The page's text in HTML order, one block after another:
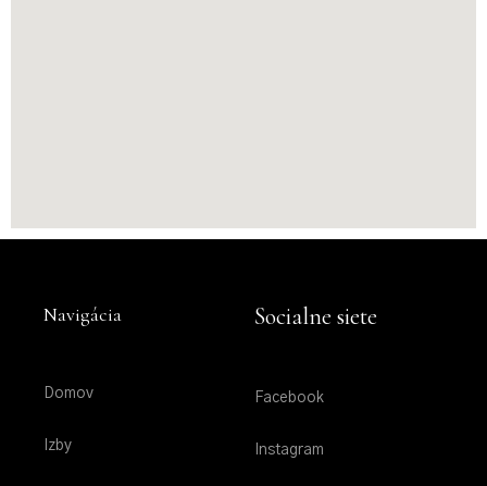
Navigácia
Domov
Izby
Socialne siete
Facebook
Instagram